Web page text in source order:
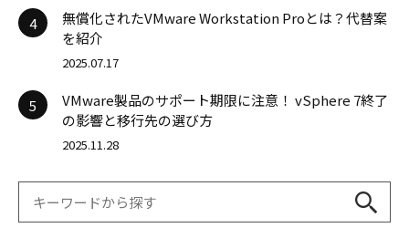
4
無償化されたVMware Workstation Proとは？代替案
を紹介
2025.07.17
5
VMware製品のサポート期限に注意！ vSphere 7終了
の影響と移行先の選び方
2025.11.28